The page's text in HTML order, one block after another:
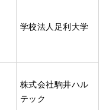
学校法人足利大学
株式会社駒井ハル
テック